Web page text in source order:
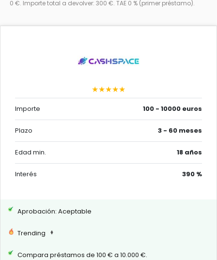
0 €. Importe total a devolver: 300 €. TAE 0 % (primer préstamo).
★★★★★
Importe 100 - 10000 euros
Plazo 3 - 60 meses
Edad min. 18 años
Interés 390 %
Aprobación: Aceptable
Trending
Compara préstamos de 100 € a 10.000 €.